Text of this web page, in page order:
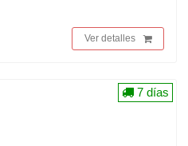
Ver detalles
7 días